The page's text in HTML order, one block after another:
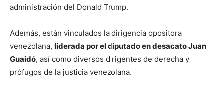
administración del Donald Trump.
Además, están vinculados la dirigencia opositora
venezolana, liderada por el diputado en desacato Juan
Guaidó, así como diversos dirigentes de derecha y
prófugos de la justicia venezolana.